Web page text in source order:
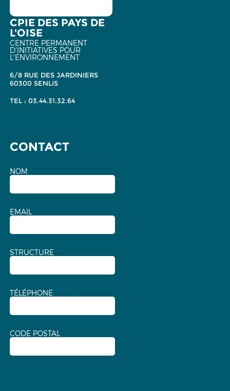
CPIE DES PAYS DE
L'OISE
CENTRE PERMANENT
D'INITIATIVES POUR
L'ENVIRONNEMENT
6/8 RUE DES JARDINIERS
60300 SENLIS
TEL : 03.44.31.32.64
CONTACT
NOM
EMAIL
STRUCTURE
TÉLÉPHONE
CODE POSTAL